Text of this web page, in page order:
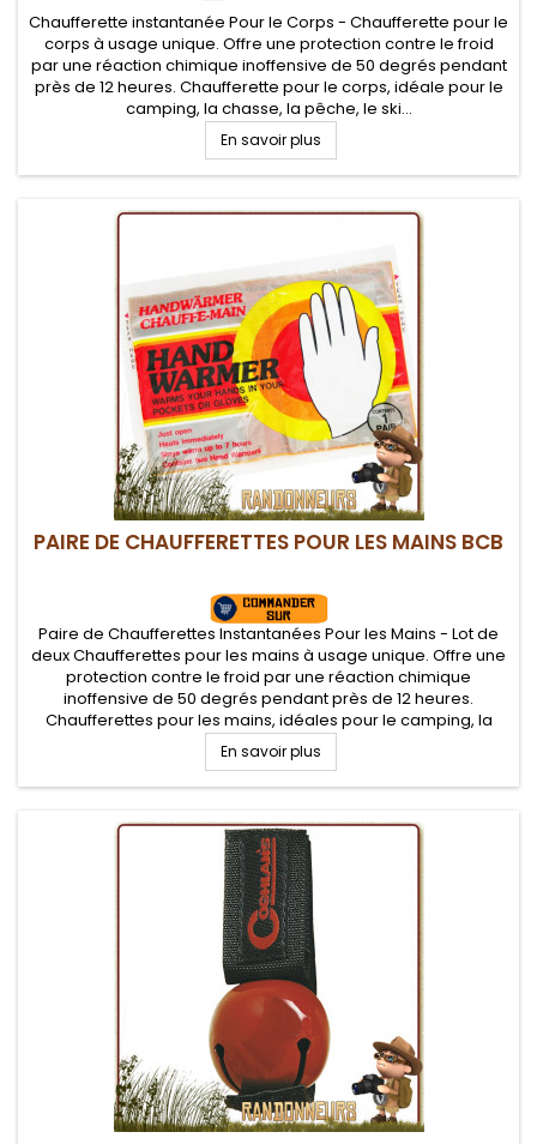
Chaufferette instantanée Pour le Corps - Chaufferette pour le
corps à usage unique. Offre une protection contre le froid
par une réaction chimique inoffensive de 50 degrés pendant
près de 12 heures. Chaufferette pour le corps, idéale pour le
camping, la chasse, la pêche, le ski...
En savoir plus
PAIRE DE CHAUFFERETTES POUR LES MAINS BCB
Paire de Chaufferettes Instantanées Pour les Mains - Lot de
deux Chaufferettes pour les mains à usage unique. Offre une
protection contre le froid par une réaction chimique
inoffensive de 50 degrés pendant près de 12 heures.
Chaufferettes pour les mains, idéales pour le camping, la
chasse, la pêche, le ski...
En savoir plus